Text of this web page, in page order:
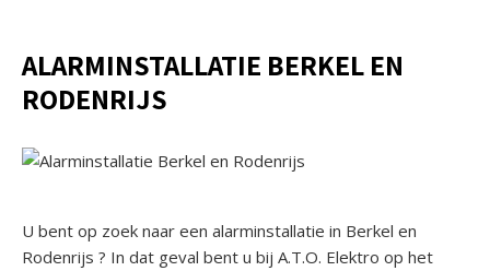
ALARMINSTALLATIE BERKEL EN
RODENRIJS
U bent op zoek naar een alarminstallatie in Berkel en
Rodenrijs ? In dat geval bent u bij A.T.O. Elektro op het